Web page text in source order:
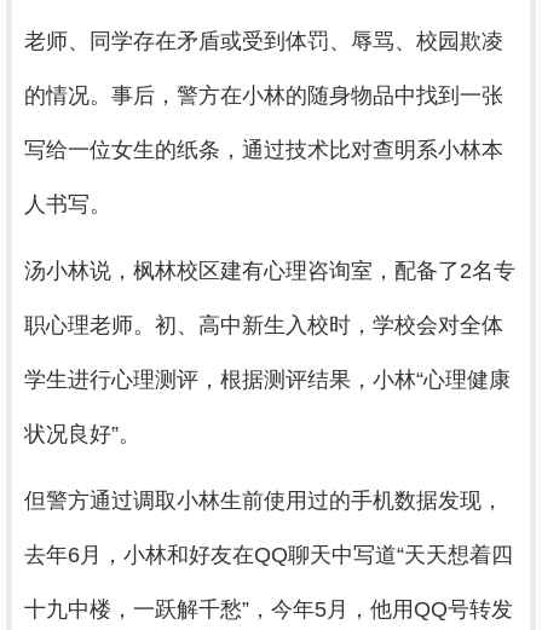
老师、同学存在矛盾或受到体罚、辱骂、校园欺凌
的情况。事后，警方在小林的随身物品中找到一张
写给一位女生的纸条，通过技术比对查明系小林本
人书写。
汤小林说，枫林校区建有心理咨询室，配备了2名专
职心理老师。初、高中新生入校时，学校会对全体
学生进行心理测评，根据测评结果，小林“心理健康
状况良好”。
但警方通过调取小林生前使用过的手机数据发现，
去年6月，小林和好友在QQ聊天中写道“天天想着四
十九中楼，一跃解千愁”，今年5月，他用QQ号转发